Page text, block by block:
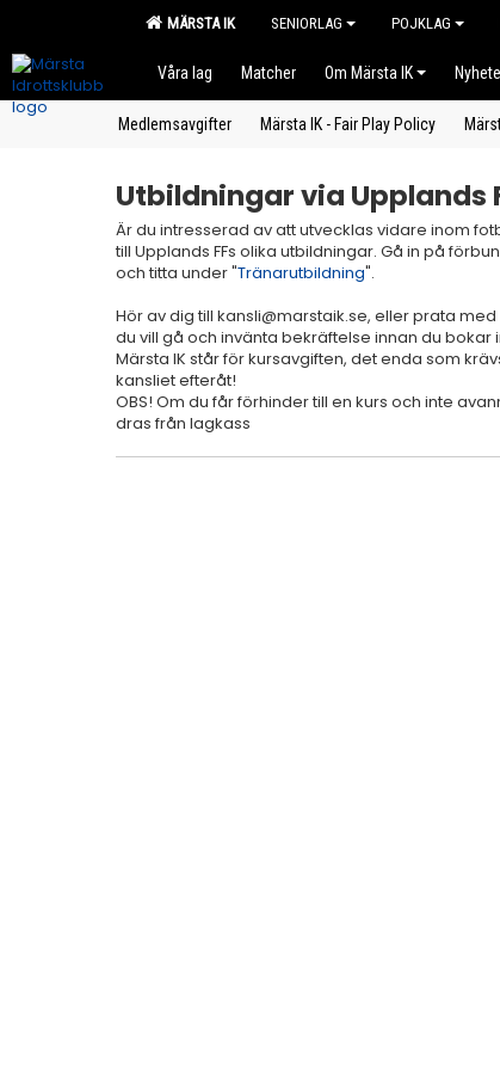
MÄRSTA IK SENIORLAG POJKLAG
Våra lag Matcher Om Märsta IK
Medlemsavgifter Märsta IK - Fair Play Policy
Utbildningar via Upplands
Är du intresserad av att utvecklas vidare inom
till Upplands FFs olika utbildningar. Gå in på
och titta under "Tränarutbildning".
Hör av dig till kansli@marstaik.se, eller prata
du vill gå och invänta bekräftelse innan du bokar
Märsta IK står för kursavgiften, det enda som
kansliet efteråt!
OBS! Om du får förhinder till en kurs och inte
dras från lagkass